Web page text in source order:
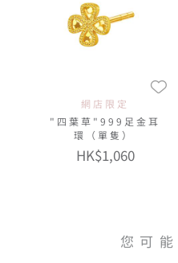
網店限定
"四葉草"999足金耳
環（單隻）
HK$1,060
您可